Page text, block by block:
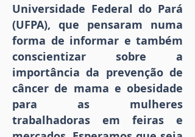
Universidade Federal do Pará
(UFPA), que pensaram numa
forma de informar e também
conscientizar sobre a
importância da prevenção de
câncer de mama e obesidade
para as mulheres
trabalhadoras em feiras e